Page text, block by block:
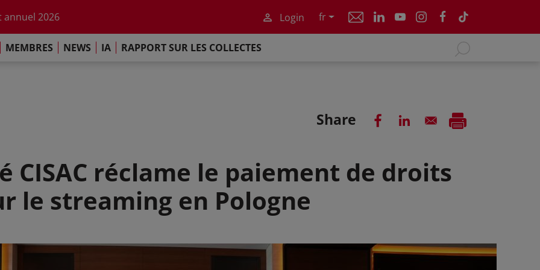
annuel 2026
de Paris
sur les Collectes Mondiales 2025
Login fr
MEMBRES NEWS IA RAPPORT SUR LES COLLECTES
Share
CISAC réclame le paiement de droits
le streaming en Pologne